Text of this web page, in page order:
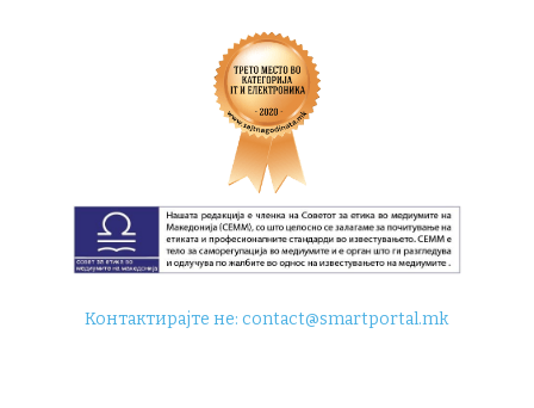
Контактирајте не:contact@smartportal.mk